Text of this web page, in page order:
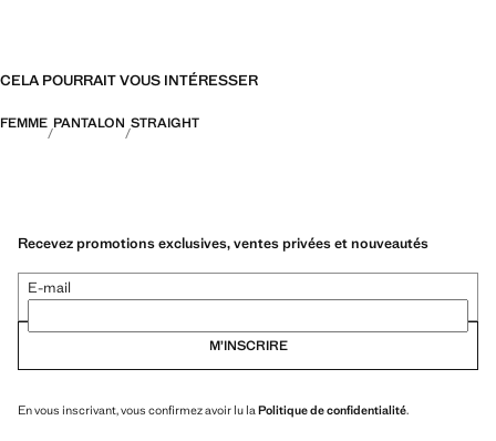
CELA POURRAIT VOUS INTÉRESSER
FEMME PANTALON STRAIGHT
Recevez promotions exclusives, ventes privées et nouveautés
E-mail
M’INSCRIRE
En vous inscrivant, vous confirmez avoir lu la Politique de confidentialité.